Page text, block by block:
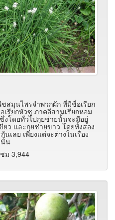
สมุนไพรจำพวกผัก ที่มีชื่อเรียก
เรียกหัวซู ภาคอีสานเรียกหอม
โดยทั่วไปกุยช่ายนั้นจะมีอยู่
ยว และกุยช่ายขาว โดยทั้งสอง
เลย เพียงแต่จะต่างในเรื่อง
นั้น
ม 3,944